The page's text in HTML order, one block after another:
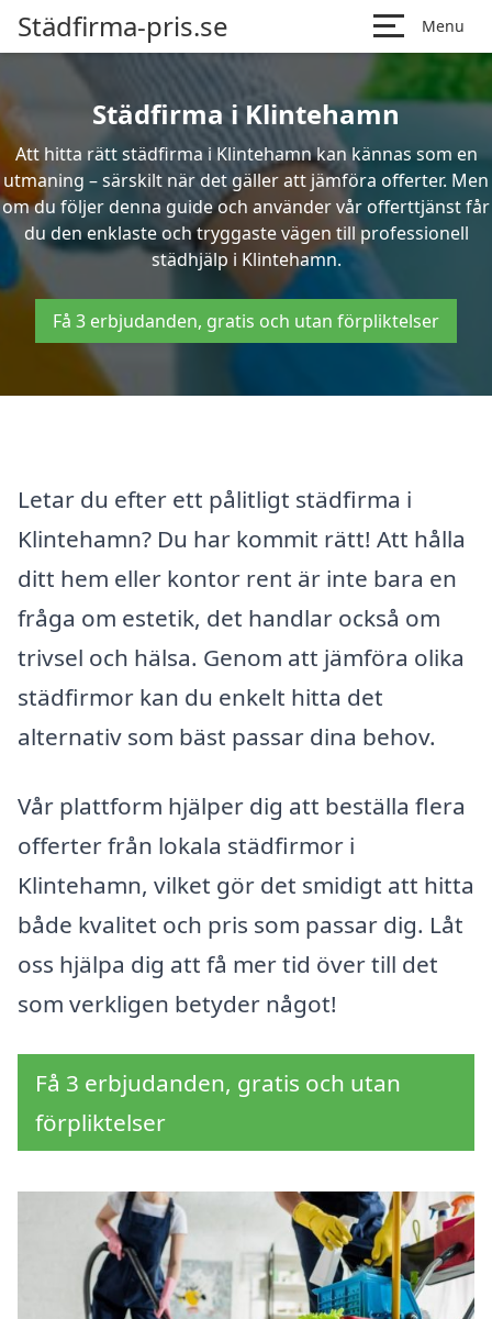
Städfirma-pris.se Menu
Städfirma i Klintehamn
Att hitta rätt städfirma i Klintehamn kan kännas som en
utmaning – särskilt när det gäller att jämföra offerter. Men
om du följer denna guide och använder vår offerttjänst får
du den enklaste och tryggaste vägen till professionell
städhjälp i Klintehamn.
Få 3 erbjudanden, gratis och utan förpliktelser
Letar du efter ett pålitligt städfirma i
Klintehamn? Du har kommit rätt! Att hålla
ditt hem eller kontor rent är inte bara en
fråga om estetik, det handlar också om
trivsel och hälsa. Genom att jämföra olika
städfirmor kan du enkelt hitta det
alternativ som bäst passar dina behov.
Vår plattform hjälper dig att beställa flera
offerter från lokala städfirmor i
Klintehamn, vilket gör det smidigt att hitta
både kvalitet och pris som passar dig. Låt
oss hjälpa dig att få mer tid över till det
som verkligen betyder något!
Få 3 erbjudanden, gratis och utan
förpliktelser